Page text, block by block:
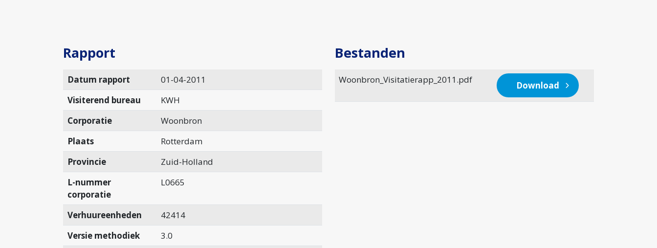
Rapport
Datum rapport
01-04-2011
Visiterend bureau
KWH
Corporatie
Woonbron
Plaats
Rotterdam
Provincie
Zuid-Holland
L-nummer
corporatie
L0665
Verhuureenheden
42414
Versie methodiek
3.0
Bestanden
Woonbron_Visitatierapp_2011.pdf
Download